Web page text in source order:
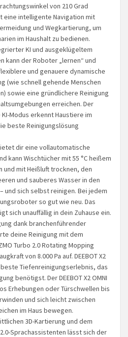
von 210 Grad
eine intelligente Navigation mit
und Wegkartierung, um
im Haushalt zu bedienen.
KI und ausgeklügeltem
kann der Roboter „lernen“ und
und genauere dynamische
(wie schnell gehende Menschen
sowie eine gründlichere Reinigung
erreichen. Der
Modus erkennt Haustiere im
beste Reinigungslösung
dir eine vollautomatische
kann Wischtücher mit 55 °C heißem
und mit Heißluft trocknen, den
und sauberes Wasser in den
und sich selbst reinigen. Bei jedem
so gut wie neu. Das
sich unauffällig in dein Zuhause ein.
dank branchenführender
deine Reinigung mit dem
Turbo 2.0 Rotating Mopping
von 8.000 Pa auf. DEEBOT X2
Tiefenreinigungserlebnis, das
benötigst. Der DEEBOT X2 OMNI
Erhebungen oder Türschwellen bis
und sich leicht zwischen
im Haus bewegen.
3D-Kartierung und dem
Sprachassistenten lässt sich der